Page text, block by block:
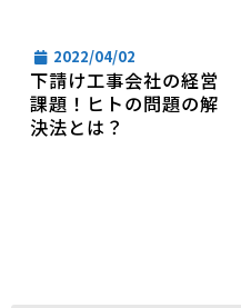
2022/04/02
下請け工事会社の経営
課題！ヒトの問題の解
決法とは？